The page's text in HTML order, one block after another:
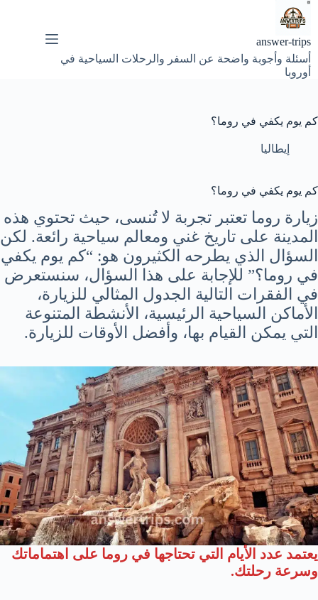
التجاوز
إلى
answer-trips
أسئلة وأجوبة واضحة عن السفر والرحلات السياحية في
أوروبا
كم يوم يكفي في روما؟
إيطاليا
كم يوم يكفي في روما؟
زيارة روما تعتبر تجربة لا تُنسى، حيث تحتوي هذه
المدينة على تاريخ غني ومعالم سياحية رائعة. لكن
السؤال الذي يطرحه الكثيرون هو: “كم يوم يكفي
في روما؟” للإجابة على هذا السؤال، سنستعرض
في الفقرات التالية الجدول المثالي للزيارة،
الأماكن السياحية الرئيسية، الأنشطة المتنوعة
التي يمكن القيام بها، وأفضل الأوقات للزيارة.
يعتمد عدد الأيام التي تحتاجها في روما على اهتماماتك
وسرعة رحلتك.